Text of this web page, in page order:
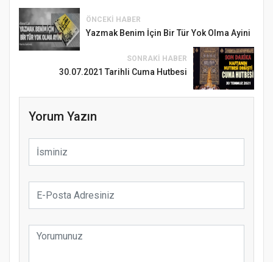
ÖNCEKI HABER
Yazmak Benim İçin Bir Tür Yok Olma Ayini
SONRAKI HABER
30.07.2021 Tarihli Cuma Hutbesi
Yorum Yazın
Samsun Atakum’da Ayasofya Camii
Etkinliği
Türkiye’de insanlar dinle bağlarını